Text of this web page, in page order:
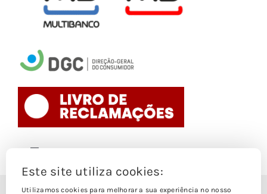
Navigation
Este site utiliza cookies:
Utilizamos cookies para melhorar a sua experiência no nosso